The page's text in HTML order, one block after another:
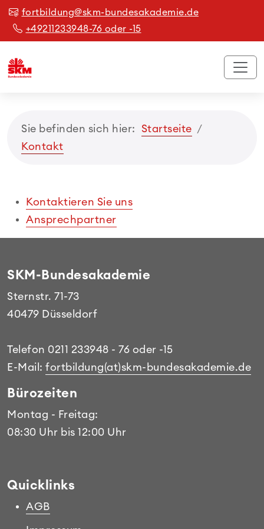
fortbildung@skm-bundesakademie.de
+49211233948-76 oder -15
Sie befinden sich hier:
Startseite
Kontakt
Kontaktieren Sie uns
Ansprechpartner
SKM-Bundesakademie
Sternstr. 71-73
40479 Düsseldorf
Telefon 0211 233948 - 76 oder -15
E-Mail: fortbildung(at)skm-bundesakademie.de
Bürozeiten
Montag - Freitag:
08:30 Uhr bis 12:00 Uhr
Quicklinks
AGB